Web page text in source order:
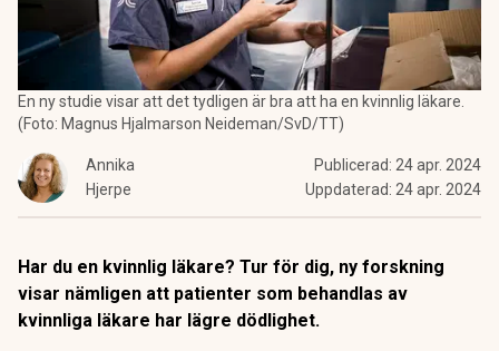
En ny studie visar att det tydligen är bra att ha en kvinnlig läkare.
(Foto: Magnus Hjalmarson Neideman/SvD/TT)
Annika
Hjerpe
Publicerad: 24 apr. 2024
Uppdaterad: 24 apr. 2024
Har du en kvinnlig läkare? Tur för dig, ny forskning
visar nämligen att patienter som behandlas av
kvinnliga läkare har lägre dödlighet.